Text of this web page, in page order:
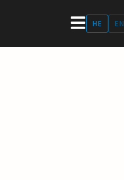
EN
HE